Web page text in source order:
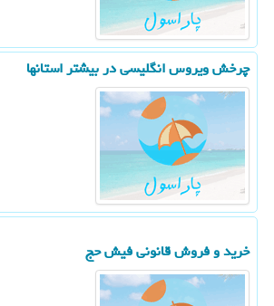
چرخش ویروس انگلیسی در بیشتر استانها
خرید و فروش قانونی فیش حج